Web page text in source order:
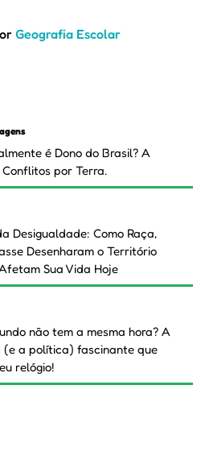
Geografia Escolar
é Dono do Brasil? A
por Terra.
Desigualdade: Como Raça,
Desenharam o Território
Sua Vida Hoje
não tem a mesma hora? A
(e a política) fascinante que
relógio!